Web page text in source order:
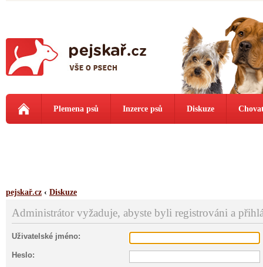
Plemena psů Inzerce psů Diskuze
pejskař.cz ‹ Diskuze
Administrátor vyžaduje, abyste byli registrováni a
Uživatelské jméno:
Heslo: